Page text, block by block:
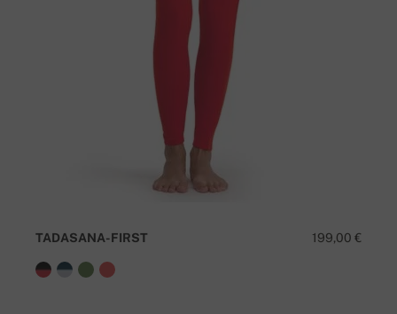
199,00 €
TADASANA-FIRST